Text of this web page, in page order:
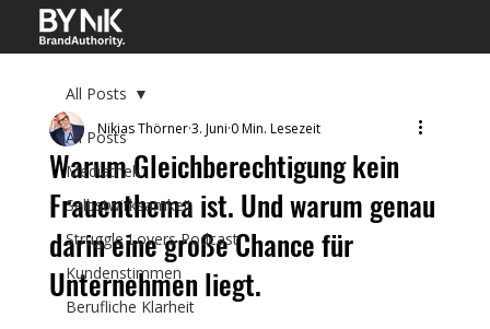
All Posts
Mediathek
Selbstwirksamkeit
Struggle Lovers Podcast
Kundenstimmen
Berufliche Klarheit
All Posts
Warum Gleichberechtigung kein
Frauenthema ist. Und warum genau
darin eine große Chance für
Unternehmen liegt.
Nikias Thörner3. Juni 0 Min. Lesezeit